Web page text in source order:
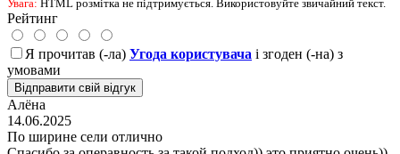
Увага: HTML розмітка не підтримується. Використовуйте звичайний текст.
Рейтинг
Я прочитав (-ла) Угода користувача і згоден (-на) з
умовами
Відправити свій відгук
Алёна
14.06.2025
По ширине сели отлично